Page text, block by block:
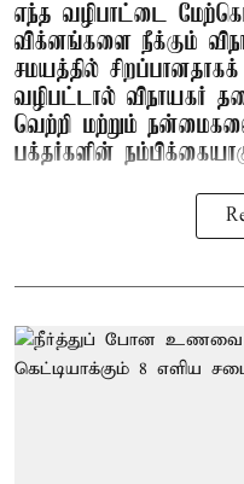
எந்த வழிபாட்டை
விக்னங்களை நீக்கும்
சமயத்தில் சிறப்பானதாகக்
வழிபட்டால் விநாயகர்
வெற்றி மற்றும்
பக்தர்களின்